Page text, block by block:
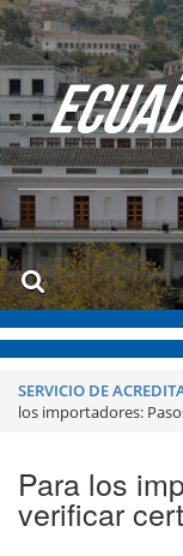
SERVICIO DE
los importadores:
Para los
verificar